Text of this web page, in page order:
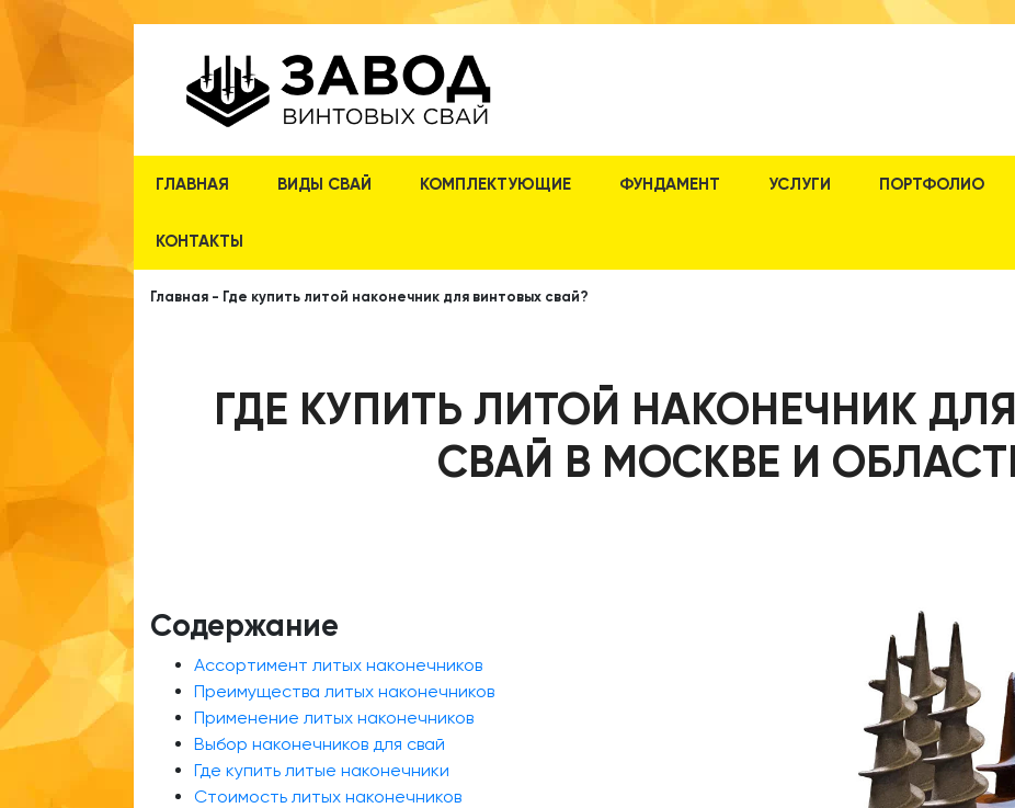
ГЛАВНАЯ ВИДЫ СВАЙ КОМПЛЕКТУЮЩИЕ ФУНДАМЕНТ УСЛУГИ ПОРТФОЛИО
КОНТАКТЫ
Главная - Где купить литой наконечник для винтовых свай?
ГДЕ КУПИТЬ ЛИТОЙ НАКОНЕЧНИК
СВАЙ В МОСКВЕ И
Содержание
Ассортимент литых наконечников
Преимущества литых наконечников
Применение литых наконечников
Выбор наконечников для свай
Где купить литые наконечники
Стоимость литых наконечников